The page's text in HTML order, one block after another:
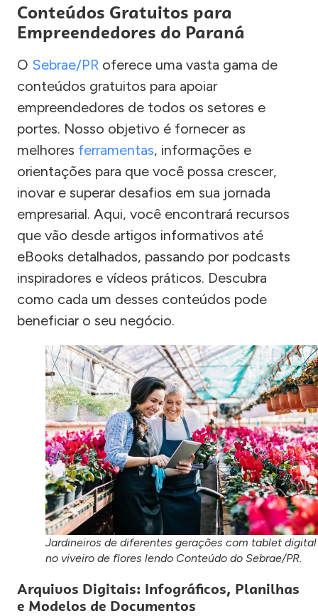
Conteúdos Gratuitos para
Empreendedores do Paraná
O Sebrae/PR oferece uma vasta gama de
conteúdos gratuitos para apoiar
empreendedores de todos os setores e
portes. Nosso objetivo é fornecer as
melhores ferramentas, informações e
orientações para que você possa crescer,
inovar e superar desafios em sua jornada
empresarial. Aqui, você encontrará recursos
que vão desde artigos informativos até
eBooks detalhados, passando por podcasts
inspiradores e vídeos práticos. Descubra
como cada um desses conteúdos pode
beneficiar o seu negócio.
Jardineiros de diferentes gerações com tablet digital
no viveiro de flores lendo Conteúdo do Sebrae/PR.
Arquivos Digitais: Infográficos, Planilhas
e Modelos de Documentos